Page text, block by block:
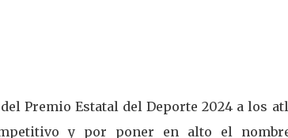
Premio Estatal del Deporte 2024 a los
y por poner en alto el